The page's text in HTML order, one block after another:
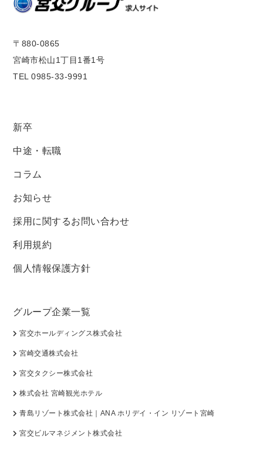
〒880-0865
宮崎市松山1丁目1番1号
TEL 0985-33-9991
新卒
中途・転職
コラム
お知らせ
採用に関するお問い合わせ
利用規約
個人情報保護方針
グループ企業一覧
宮交ホールディングス株式会社
宮崎交通株式会社
宮交タクシー株式会社
株式会社 宮崎観光ホテル
青島リゾート株式会社｜ANA ホリデイ・イン リゾート宮崎
宮交ビルマネジメント株式会社